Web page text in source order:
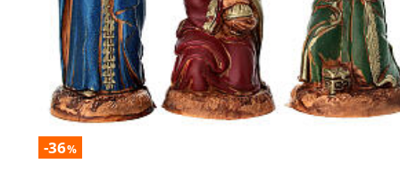
-36%